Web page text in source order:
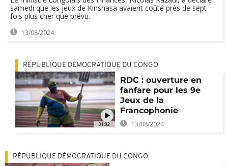
samedi que les jeux de Kinshasa avaient coûté près de sept
fois plus cher que prévu.
13/08/2024
01:02
RÉPUBLIQUE DÉMOCRATIQUE DU CONGO
RDC : ouverture en
fanfare pour les 9e
Jeux de la
Francophonie
13/08/2024
RÉPUBLIQUE DÉMOCRATIQUE DU CONGO